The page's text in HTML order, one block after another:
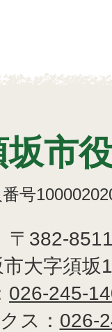
坂市
号
〒382-
大字須坂
026-245-
ス： 026-